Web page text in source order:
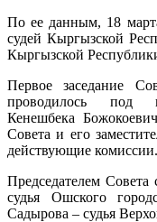
По ее данным, 18
судей Кыргызской
Кыргызской
Первое заседание
проводилось под
Кенешбека
Совета и его
действующие комиссии.
Председателем Совета
судья Ошского
Садырова – судья